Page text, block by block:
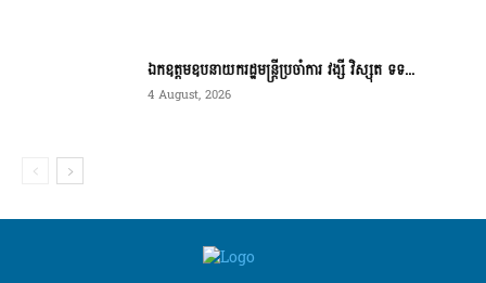
ឯកឧត្តមឧបនាយករដ្ឋមន្ត្រីប្រចាំការ វង្សី វិស្សុត ទទ...
4 August, 2026